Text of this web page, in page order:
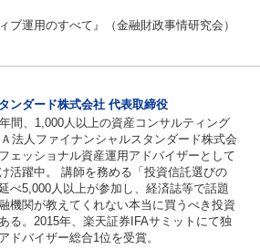
ブ運用のすべて』（金融財政事情研究会）
ンダード株式会社 代表取締役
間、1,000人以上の資産コンサルティング
法人ファイナンシャルスタンダード株式会
ェッショナル資産運用アドバイザーとして
活躍中。 講師を務める「投資信託選びの
べ5,000人以上が参加し、経済誌等で話題
機関が教えてくれない本当に買うべき投資
る。2015年、楽天証券IFAサミットにて独
ドバイザー総合1位を受賞。